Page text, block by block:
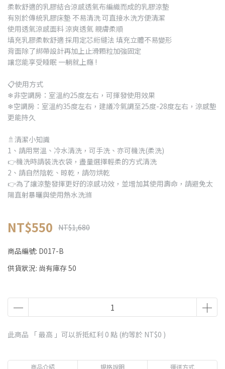
柔軟舒適的乳膠結合涼感透氣布編織而成的乳膠涼墊
有別於傳統乳膠床墊 不易清洗 可直接水洗方便清潔
使用透氣涼感面料 涼爽透氣 親膚柔順
填充乳膠柔軟舒適 採用定芯絎縫法 填充立體不易變形
背面除了綁帶設計再加上止滑顆粒加強固定
讓您能享受睡眠 一躺就上癮 !
📋使用方式
❄非空調房：室溫約25度左右，可揮發使用效果
❄空調房：室溫約35度左右，建議冷氣調至25度-28度左右，涼感墊
更能持久
🚿清潔小知識
1、請用常溫、冷水清洗，可手洗、亦可機洗(柔洗)
👉機洗時請裝洗衣袋，盡量選擇輕柔的方式清洗
2、請自然陰乾、晾乾，請勿烘乾
👉為了讓涼墊發揮更好的涼感功效，並增加其使用壽命，請避免太
陽直射暴曬與使用熱水洗滌
NT$550 NT$1,680
商品編號: D017-B
供貨狀況: 尚有庫存 50
此商品 「 最高 」可以折抵紅利 0 點 (約等於 NT$0 )
商品介紹 規格說明 運送方式